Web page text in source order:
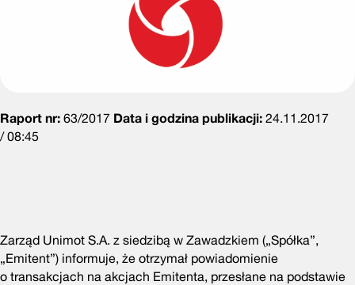
Raport nr: 63/2017 Data i godzina publikacji: 24.11.2017
/ 08:45
Zarząd Unimot S.A. z siedzibą w Zawadzkiem („Spółka”,
„Emitent”) informuje, że otrzymał powiadomienie
o transakcjach na akcjach Emitenta, przesłane na podstawie